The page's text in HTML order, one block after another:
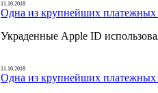
11.10.2018
Одна из крупнейших платежных
Украденные Apple ID
11.10.2018
Одна из крупнейших платежных